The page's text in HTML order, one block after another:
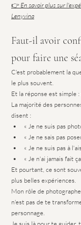
👉 En savoir plus sur
Lenyvina
Faut-il avoir
pour faire une
C'est probablement la
le plus souvent.
Et la réponse est simple :
La majorité des
disent :
« Je ne suis pas
« Je ne sais pas
« Je ne suis pas à
« Je n'ai jamais fait
Et pourtant, ce sont
plus belles expériences.
Mon rôle de
n'est pas de te
personnage.